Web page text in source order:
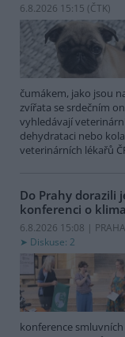
6.8.2026 15:15 (ČTK)
čumákem, jako jsou
zvířata se srdečním
vyhledávají
dehydrataci nebo
veterinárních lékařů
Do Prahy dorazili
konferenci o
6.8.2026 15:08 |
Diskuse: 2
konference